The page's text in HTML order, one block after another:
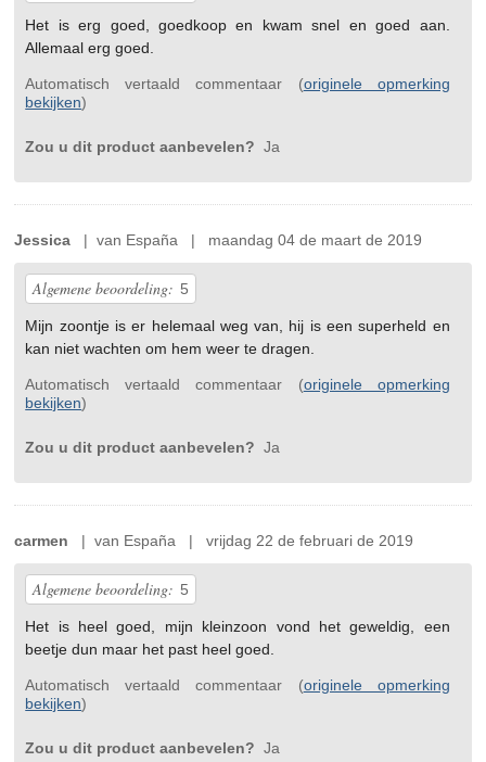
Het is erg goed, goedkoop en kwam snel en goed aan.
Allemaal erg goed.
Automatisch vertaald commentaar (originele opmerking
bekijken)
Zou u dit product aanbevelen? Ja
Jessica | van España | maandag 04 de maart de 2019
Algemene beoordeling: 5
Mijn zoontje is er helemaal weg van, hij is een superheld en
kan niet wachten om hem weer te dragen.
Automatisch vertaald commentaar (originele opmerking
bekijken)
Zou u dit product aanbevelen? Ja
carmen | van España | vrijdag 22 de februari de 2019
Algemene beoordeling: 5
Het is heel goed, mijn kleinzoon vond het geweldig, een
beetje dun maar het past heel goed.
Automatisch vertaald commentaar (originele opmerking
bekijken)
Zou u dit product aanbevelen? Ja